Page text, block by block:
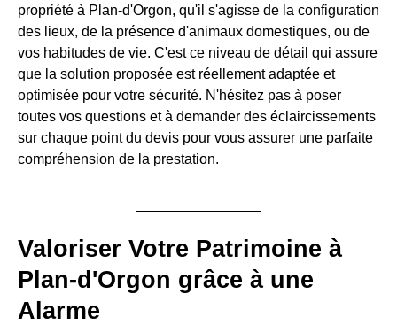
propriété à Plan-d'Orgon, qu'il s'agisse de la configuration
des lieux, de la présence d'animaux domestiques, ou de
vos habitudes de vie. C'est ce niveau de détail qui assure
que la solution proposée est réellement adaptée et
optimisée pour votre sécurité. N'hésitez pas à poser
toutes vos questions et à demander des éclaircissements
sur chaque point du devis pour vous assurer une parfaite
compréhension de la prestation.
Valoriser Votre Patrimoine à
Plan-d'Orgon grâce à une
Alarme